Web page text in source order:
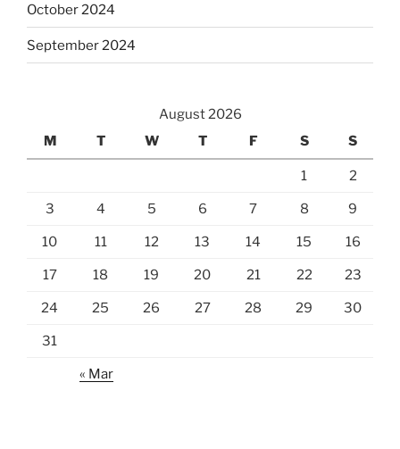
October 2024
September 2024
August 2026
M
T W T F S S
1 2
3 4 5 6 7 8 9
10 11 12 13 14 15 16
17 18 19 20 21 22 23
24 25 26 27 28 29 30
31
« Mar